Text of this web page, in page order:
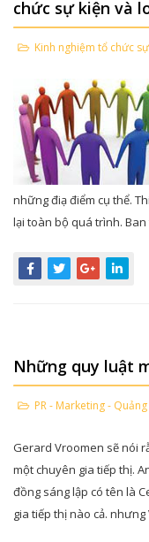
chức sự kiện và
Kinh nghiệm tổ chức
những điạ điểm cụ thể.
lại toàn bộ quá trình.
Những quy luật
PR - Marketing -
Gerard Vroomen sẽ nói
một chuyên gia tiếp thị.
đồng sáng lập có tên là
gia tiếp thị nào cả.